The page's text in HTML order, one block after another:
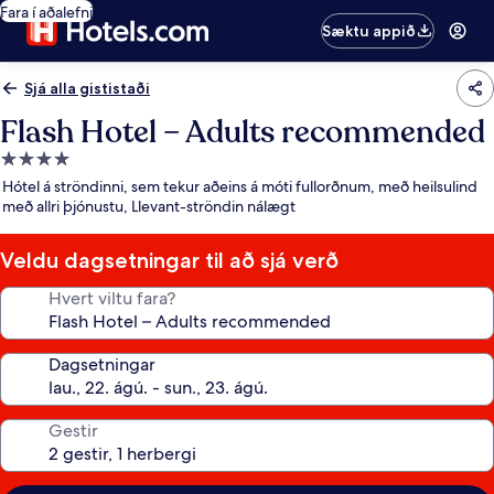
Fara í aðalefni
Sæktu appið
Sjá alla gististaði
Flash Hotel – Adults recommended
4.0
stjörnu
gististaður
Hótel á ströndinni, sem tekur aðeins á móti fullorðnum, með heilsulind
með allri þjónustu, Llevant-ströndin nálægt
Veldu dagsetningar til að sjá verð
Hvert viltu fara?
Dagsetningar
Gestir